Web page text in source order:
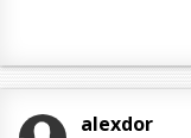
alexdor